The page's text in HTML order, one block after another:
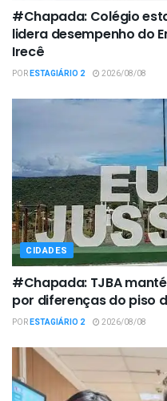
#Chapada: Colégio
lidera desempenho do
Irecê
PORESTAGIÁRIO 2 2026/08/08
CIDADES
#Chapada: TJBA
por diferenças do piso
PORESTAGIÁRIO 2 2026/08/08